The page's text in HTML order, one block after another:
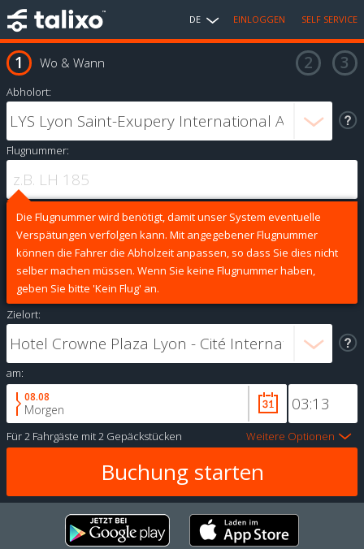
DE EINLOGGEN SELF SERVICE
Wo & Wann
Abholort:
Flugnummer:
Die Flugnummer wird benötigt, damit unser System eventuelle
Verspätungen verfolgen kann. Mit angegebener Flugnummer
können die Fahrer die Abholzeit anpassen, so dass Sie dies nicht
selber machen müssen. Wenn Sie keine Flugnummer haben,
geben Sie bitte 'Kein Flug' an.
Zielort:
am:
08.08
Morgen
Für2 Fahrgäste mit2 Gepäckstücken Weitere Optionen